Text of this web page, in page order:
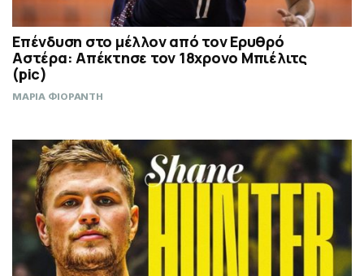
Επένδυση στο μέλλον από τον Ερυθρό
Αστέρα: Απέκτησε τον 18χρονο Μπιέλιτς
(pic)
ΜΑΡΙΑ ΦΙΟΡΑΝΤΗ